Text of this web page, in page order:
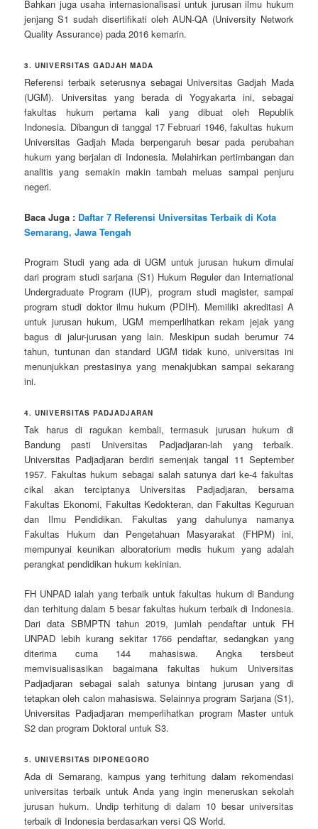
Bahkan juga usaha internasionalisasi untuk jurusan ilmu hukum
jenjang S1 sudah disertifikati oleh AUN-QA (University Network
Quality Assurance) pada 2016 kemarin.
3. UNIVERSITAS GADJAH MADA
Referensi terbaik seterusnya sebagai Universitas Gadjah Mada
(UGM). Universitas yang berada di Yogyakarta ini, sebagai
fakultas hukum pertama kali yang dibuat oleh Republik
Indonesia. Dibangun di tanggal 17 Februari 1946, fakultas hukum
Universitas Gadjah Mada berpengaruh besar pada perubahan
hukum yang berjalan di Indonesia. Melahirkan pertimbangan dan
analitis yang semakin makin tambah meluas sampai penjuru
negeri.
Baca Juga : Daftar 7 Referensi Universitas Terbaik di Kota
Semarang, Jawa Tengah
Program Studi yang ada di UGM untuk jurusan hukum dimulai
dari program studi sarjana (S1) Hukum Reguler dan International
Undergraduate Program (IUP), program studi magister, sampai
program studi doktor ilmu hukum (PDIH). Memiliki akreditasi A
untuk jurusan hukum, UGM memperlihatkan rekam jejak yang
bagus di jalur-jurusan yang lain. Meskipun sudah berumur 74
tahun, tuntunan dan standard UGM tidak kuno, universitas ini
menunjukkan prestasinya yang menakjubkan sampai sekarang
ini.
4. UNIVERSITAS PADJADJARAN
Tak harus di ragukan kembali, termasuk jurusan hukum di
Bandung pasti Universitas Padjadjaran-lah yang terbaik.
Universitas Padjadjaran berdiri semenjak tangal 11 September
1957. Fakultas hukum sebagai salah satunya dari ke-4 fakultas
cikal akan terciptanya Universitas Padjadjaran, bersama
Fakultas Ekonomi, Fakultas Kedokteran, dan Fakultas Keguruan
dan Ilmu Pendidikan. Fakultas yang dahulunya namanya
Fakultas Hukum dan Pengetahuan Masyarakat (FHPM) ini,
mempunyai keunikan alboratorium medis hukum yang adalah
perangkat pendidikan hukum kekinian.
FH UNPAD ialah yang terbaik untuk fakultas hukum di Bandung
dan terhitung dalam 5 besar fakultas hukum terbaik di Indonesia.
Dari data SBMPTN tahun 2019, jumlah pendaftar untuk FH
UNPAD lebih kurang sekitar 1766 pendaftar, sedangkan yang
diterima cuma 144 mahasiswa. Angka tersbeut
memvisualisasikan bagaimana fakultas hukum Universitas
Padjadjaran sebagai salah satunya bintang jurusan yang di
tetapkan oleh calon mahasiswa. Selainnya program Sarjana (S1),
Universitas Padjadjaran memperlihatkan program Master untuk
S2 dan program Doktoral untuk S3.
5. UNIVERSITAS DIPONEGORO
Ada di Semarang, kampus yang terhitung dalam rekomendasi
universitas terbaik untuk Anda yang ingin meneruskan sekolah
jurusan hukum. Undip terhitung di dalam 10 besar universitas
terbaik di Indonesia berdasarkan versi QS World.